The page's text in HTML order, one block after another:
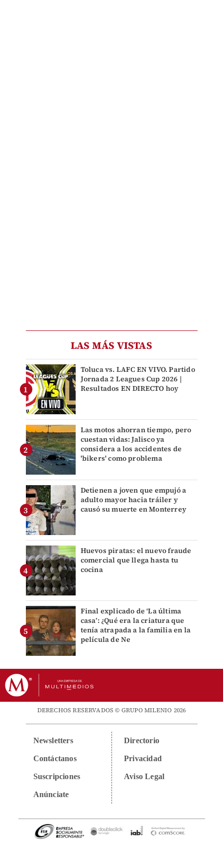
LAS MÁS VISTAS
Toluca vs. LAFC EN VIVO. Partido
Jornada 2 Leagues Cup 2026 |
Resultados EN DIRECTO hoy
Las motos ahorran tiempo, pero
cuestan vidas: Jalisco ya
considera a los accidentes de
'bikers' como problema
Detienen a joven que empujó a
adulto mayor hacia tráiler y
causó su muerte en Monterrey
Huevos piratas: el nuevo fraude
comercial que llega hasta tu
cocina
Final explicado de ‘La última
casa’: ¿Qué era la criatura que
tenía atrapada a la familia en la
película de Ne
DERECHOS RESERVADOS © GRUPO MILENIO 2026
Newsletters
Contáctanos
Suscripciones
Anúnciate
Directorio
Privacidad
Aviso Legal